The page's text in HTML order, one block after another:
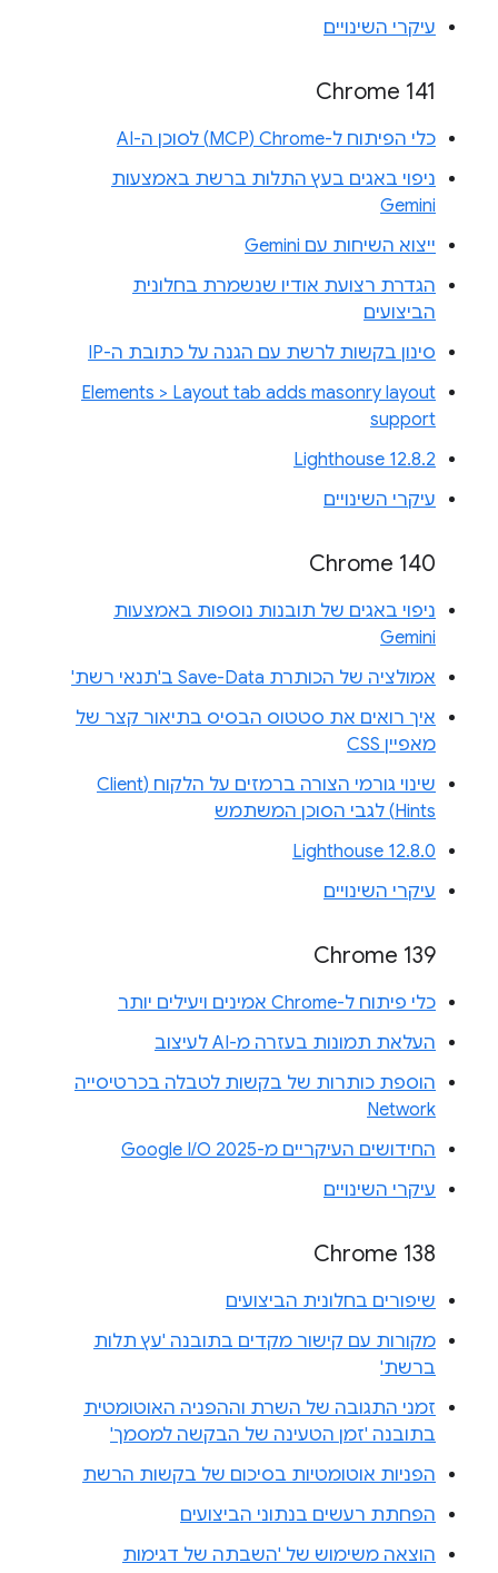
עיקרי השינויים
Chrome 141
כלי הפיתוח ל-Chrome‏ (MCP) לסוכן ה-AI
ניפוי באגים בעץ התלות ברשת באמצעות
Gemini
ייצוא השיחות עם Gemini
הגדרת רצועת אודיו שנשמרת בחלונית
הביצועים
סינון בקשות לרשת עם הגנה על כתובת ה-IP
Elements > Layout tab adds masonry layout
support
Lighthouse 12.8.2
עיקרי השינויים
Chrome 140
ניפוי באגים של תובנות נוספות באמצעות
Gemini
אמולציה של הכותרת Save-Data ב'תנאי רשת'
איך רואים את סטטוס הבסיס בתיאור קצר של
מאפיין CSS
שינוי גורמי הצורה ברמזים על הלקוח (Client
Hints) לגבי הסוכן המשתמש
Lighthouse 12.8.0
עיקרי השינויים
Chrome 139
כלי פיתוח ל-Chrome אמינים ויעילים יותר
העלאת תמונות בעזרה מ-AI לעיצוב
הוספת כותרות של בקשות לטבלה בכרטיסייה
Network
החידושים העיקריים מ-Google I/O 2025
עיקרי השינויים
Chrome 138
שיפורים בחלונית הביצועים
מקורות עם קישור מקדים בתובנה 'עץ תלות
ברשת'
זמני התגובה של השרת וההפניה האוטומטית
בתובנה 'זמן הטעינה של הבקשה למסמך'
הפניות אוטומטיות בסיכום של בקשות הרשת
הפחתת רעשים בנתוני הביצועים
הוצאה משימוש של 'השבתה של דגימות